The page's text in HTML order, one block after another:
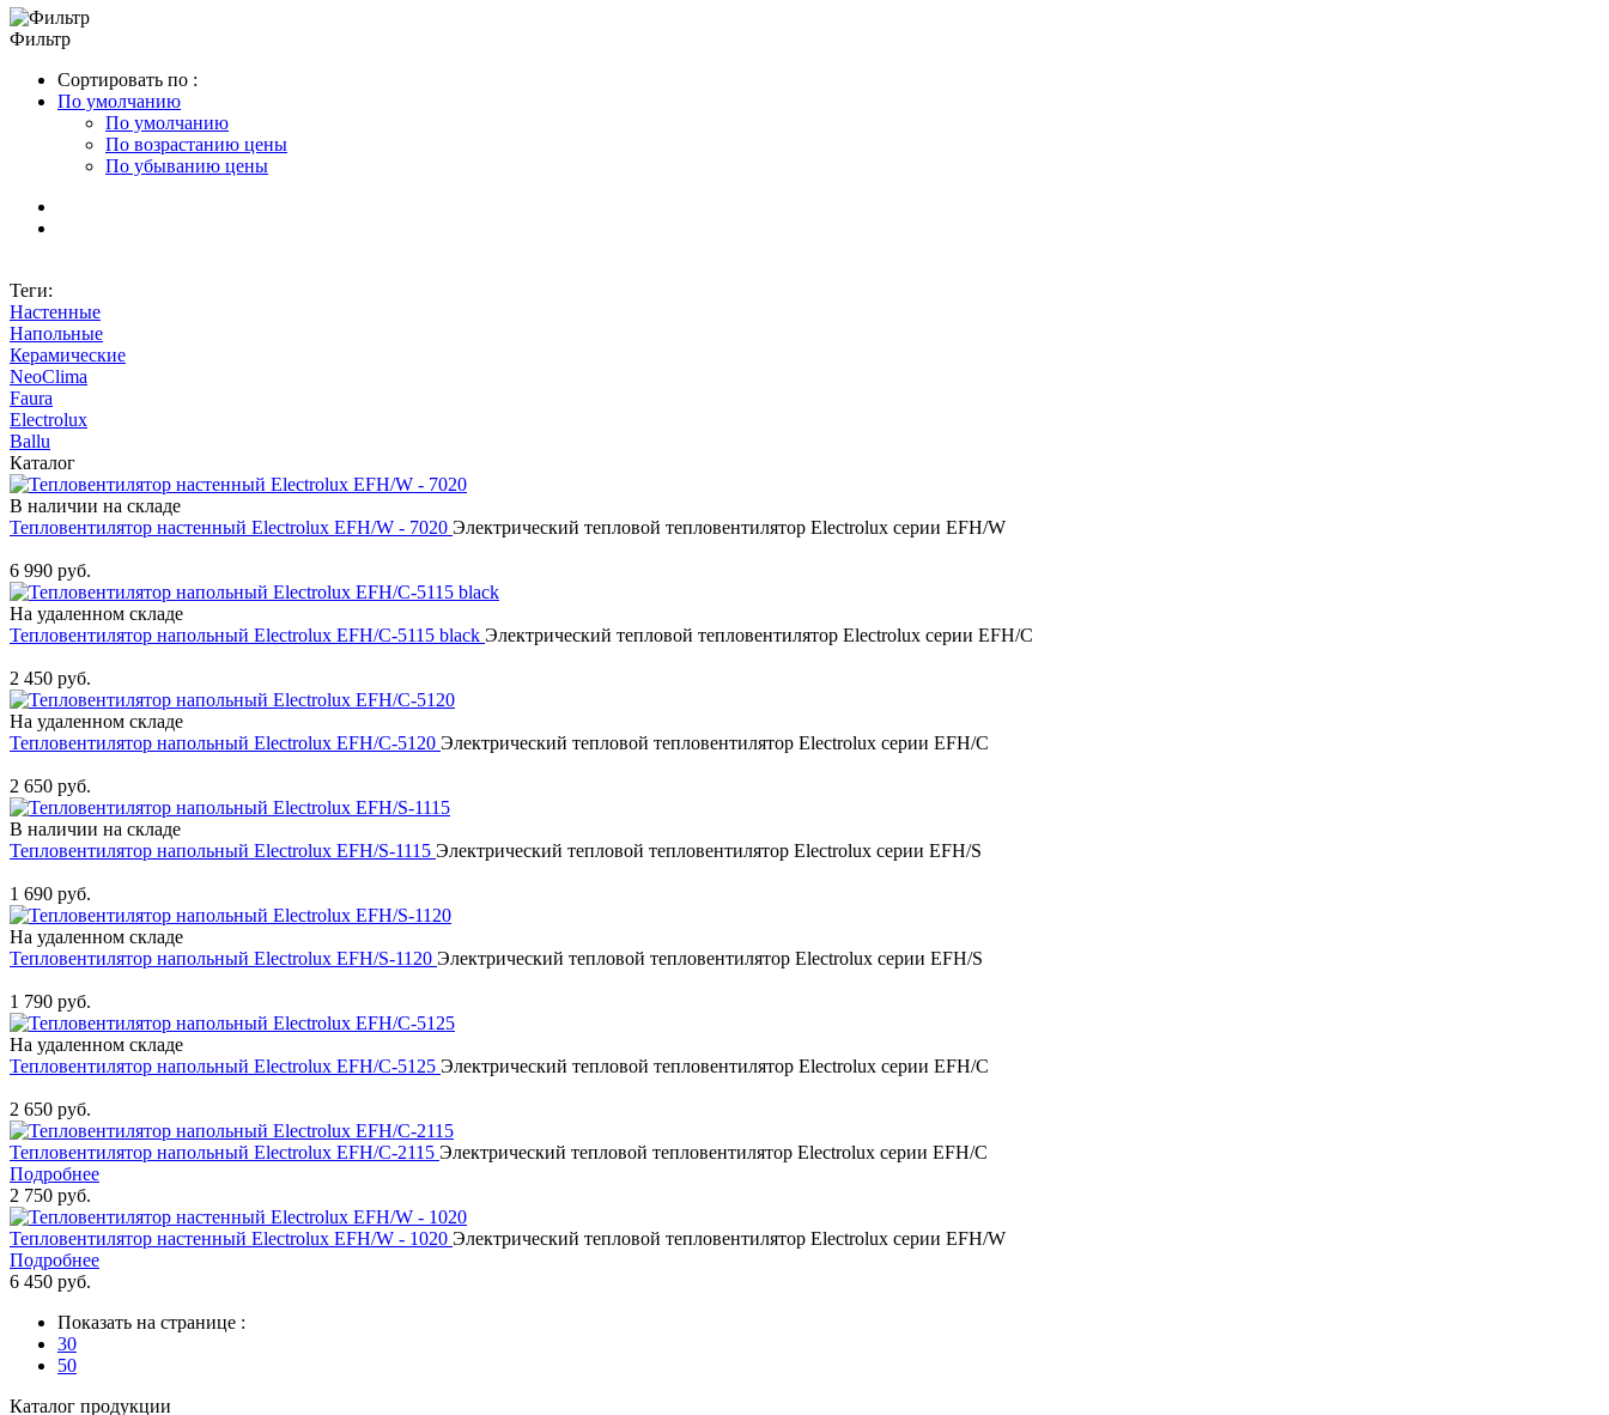
Фильтр
Сортировать по :
По умолчанию
По умолчанию
По возрастанию цены
По убыванию цены
Теги:
Настенные
Напольные
Керамические
NeoClima
Faura
Electrolux
Ballu
Каталог
В наличии на складе
Тепловентилятор настенный Electrolux EFH/W - 7020 Электрический тепловой тепловентилятор Electrolux серии EFH/W
6 990 руб.
На удаленном складе
Тепловентилятор напольный Electrolux EFH/C-5115 black Электрический тепловой тепловентилятор Electrolux серии EFH/С
2 450 руб.
На удаленном складе
Тепловентилятор напольный Electrolux EFH/C-5120 Электрический тепловой тепловентилятор Electrolux серии EFH/С
2 650 руб.
В наличии на складе
Тепловентилятор напольный Electrolux EFH/S-1115 Электрический тепловой тепловентилятор Electrolux серии EFH/S
1 690 руб.
На удаленном складе
Тепловентилятор напольный Electrolux EFH/S-1120 Электрический тепловой тепловентилятор Electrolux серии EFH/S
1 790 руб.
На удаленном складе
Тепловентилятор напольный Electrolux EFH/C-5125 Электрический тепловой тепловентилятор Electrolux серии EFH/C
2 650 руб.
Тепловентилятор напольный Electrolux EFH/C-2115 Электрический тепловой тепловентилятор Electrolux серии EFH/С
Подробнее
2 750 руб.
Тепловентилятор настенный Electrolux EFH/W - 1020 Электрический тепловой тепловентилятор Electrolux серии EFH/W
Подробнее
6 450 руб.
Показать на странице :
30
50
Каталог продукции